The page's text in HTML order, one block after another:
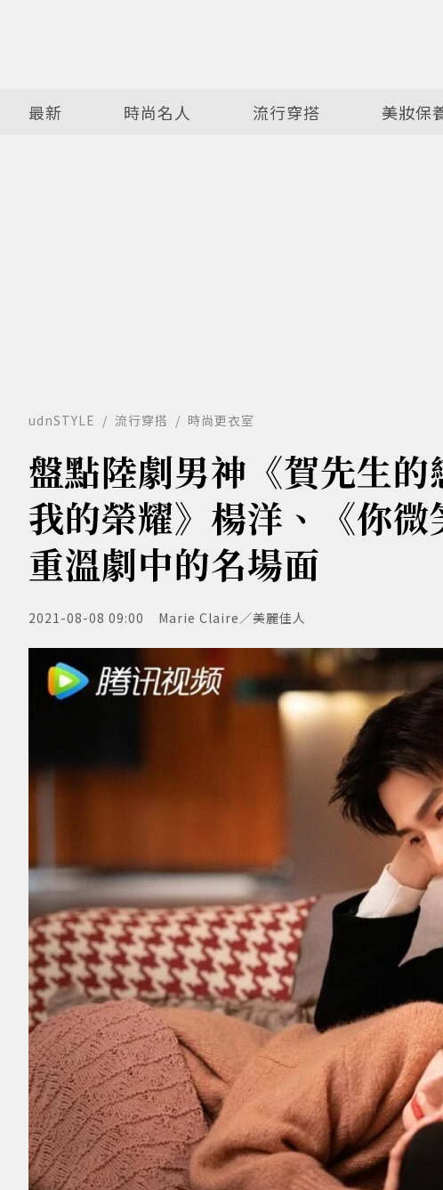
最新 時尚名人 流行穿搭 美妝保
udnSTYLE 流行穿搭 時尚更衣室
盤點陸劇男神《賀先生
我的榮耀》楊洋、《你微
重溫劇中的名場面
2021-08-08 09:00 Marie Claire／美麗佳人